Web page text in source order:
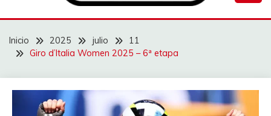
GRANDES
MINIVUELTAS
Inicio 2025 julio
11
Giro d’Italia Women 2025 – 6ª etapa